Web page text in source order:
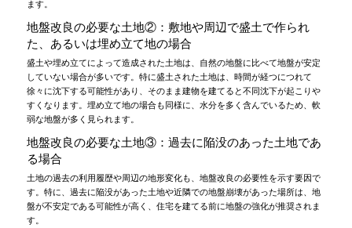
ます。
地盤改良の必要な土地②：敷地や周辺で盛土で作られ
た、あるいは埋め立て地の場合
盛土や埋め立てによって造成された土地は、自然の地盤に比べて地盤が安定
していない場合が多いです。特に盛土された土地は、時間が経つにつれて
徐々に沈下する可能性があり、そのまま建物を建てると不同沈下が起こりや
すくなります。埋め立て地の場合も同様に、水分を多く含んでいるため、軟
弱な地盤が多く見られます。
地盤改良の必要な土地③：過去に陥没のあった土地であ
る場合
土地の過去の利用履歴や周辺の地形変化も、地盤改良の必要性を示す要因で
す。特に、過去に陥没があった土地や近隣での地盤崩壊があった場所は、地
盤が不安定である可能性が高く、住宅を建てる前に地盤の強化が推奨されま
す。